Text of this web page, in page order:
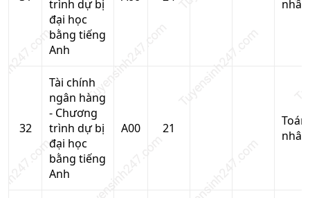
trình dự bị
đại học
bằng tiếng
Anh
32
Tài chính
ngân hàng
- Chương
trình dự bị
đại học
bằng tiếng
Anh
A00 21
Toán